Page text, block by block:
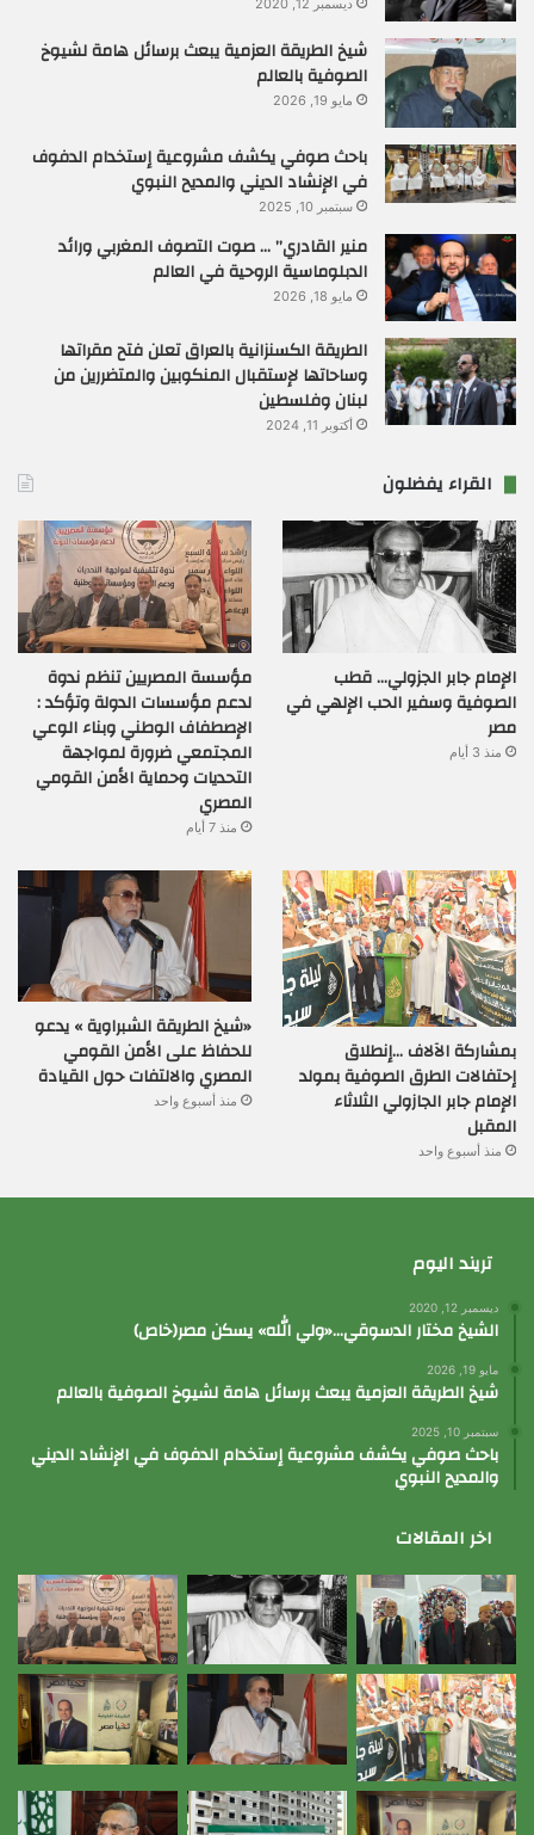
شيخ الطريقة العزمية يبعث برسائل هامة لشيوخ
الصوفية بالعالم
مايو 19, 2026
باحث صوفي يكشف مشروعية إستخدام الدفوف
في الإنشاد الديني والمديح النبوي
سبتمبر 10, 2025
منير القادري” … صوت التصوف المغربي ورائد
الدبلوماسية الروحية في العالم
مايو 18, 2026
الطريقة الكسنزانية بالعراق تعلن فتح مقراتها
وساحاتها لإستقبال المنكوبين والمتضررين من
لبنان وفلسطين
أكتوبر 11, 2024
القراء يفضلون
الإمام جابر الجزولي… قطب
الصوفية وسفير الحب الإلهي في
مصر
منذ 3 أيام
مؤسسة المصريين تنظم ندوة
لدعم مؤسسات الدولة وتؤكد :
الإصطفاف الوطني وبناء الوعي
المجتمعي ضرورة لمواجهة
التحديات وحماية الأمن القومي
المصري
منذ 7 أيام
بمشاركة الآلاف …إنطلاق
إحتفالات الطرق الصوفية بمولد
الإمام جابر الجازولي الثلاثاء
المقبل
منذ أسبوع واحد
«شيخ الطريقة الشبراوية » يدعو
للحفاظ على الأمن القومي
المصري والالتفات حول القيادة
منذ أسبوع واحد
تريند اليوم
ديسمبر 12, 2020
الشيخ مختار الدسوقي…«ولي الله» يسكن مصر(خاص)
مايو 19, 2026
شيخ الطريقة العزمية يبعث برسائل هامة لشيوخ الصوفية بالعالم
سبتمبر 10, 2025
باحث صوفي يكشف مشروعية إستخدام الدفوف في الإنشاد الديني
والمديح النبوي
اخر المقالات